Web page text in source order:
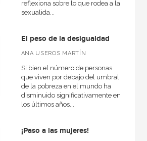
reflexiona sobre lo que rodea a la
sexualida...
El peso de la desigualdad
ANA USEROS MARTÍN
Si bien el número de personas
que viven por debajo del umbral
de la pobreza en el mundo ha
disminuido significativamente en
los últimos años...
¡Paso a las mujeres!